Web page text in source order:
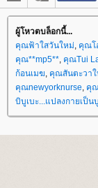
ผู้โหวตบล็อกนี้...
คุณฟ้าใสวันใหม่, คุณโ
คุณ**mp5**, คุณTui
ก้อนเมฆ, คุณสันตะวาใ
คุณnewyorknurse, คุ
บิบูเบะ...แปลงกายเป็น